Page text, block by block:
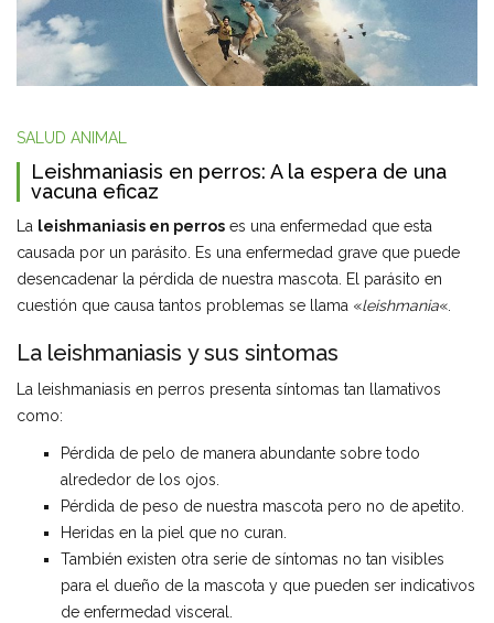
SALUD ANIMAL
Leishmaniasis en perros: A la espera de una
vacuna eficaz
La leishmaniasis en perros es una enfermedad que esta
causada por un parásito. Es una enfermedad grave que puede
desencadenar la pérdida de nuestra mascota. El parásito en
cuestión que causa tantos problemas se llama «leishmania«.
La leishmaniasis y sus sintomas
La leishmaniasis en perros presenta síntomas tan llamativos
como:
Pérdida de pelo de manera abundante sobre todo
alrededor de los ojos.
Pérdida de peso de nuestra mascota pero no de apetito.
Heridas en la piel que no curan.
También existen otra serie de síntomas no tan visibles
para el dueño de la mascota y que pueden ser indicativos
de enfermedad visceral.